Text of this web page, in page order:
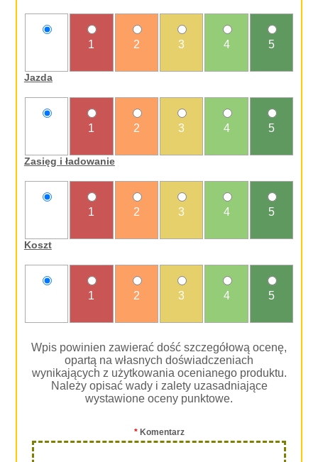
1 2 3 4 5
Jazda
1 2 3 4 5
Zasięg i ładowanie
1 2 3 4 5
Koszt
1 2 3 4 5
Wpis powinien zawierać dość szczegółową ocenę,
opartą na własnych doświadczeniach
wynikających z użytkowania ocenianego produktu.
Należy opisać wady i zalety uzasadniające
wystawione oceny punktowe.
*Komentarz